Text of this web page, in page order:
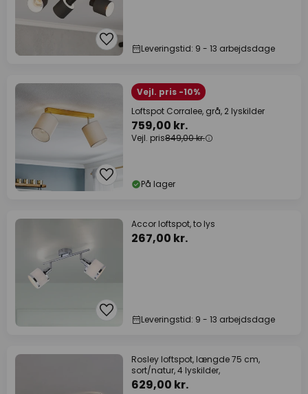
Leveringstid: 9 - 13 arbejdsdage
Vejl. pris -10%
Loftspot Corralee, grå, 2 lyskilder
759,00 kr.
Vejl. pris849,00 kr.
På lager
Accor loftspot, to lys
267,00 kr.
Leveringstid: 9 - 13 arbejdsdage
Rosley loftspot, længde 75 cm,
sort/natur, 4 lyskilder,
629,00 kr.